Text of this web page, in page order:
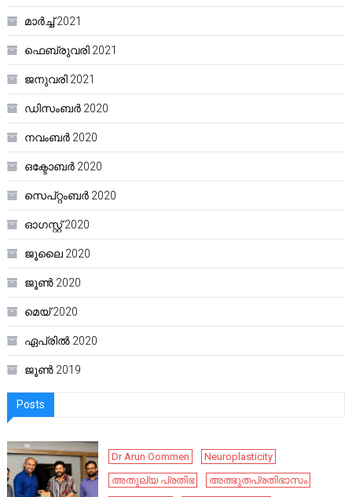
മാർച്ച്‌ 2021
ഫെബ്രുവരി 2021
ജനുവരി 2021
ഡിസംബർ 2020
നവംബർ 2020
ഒക്ടോബർ 2020
സെപ്റ്റംബർ 2020
ഓഗസ്റ്റ്‌ 2020
ജൂലൈ 2020
ജൂൺ 2020
മെയ്‌ 2020
ഏപ്രിൽ 2020
ജൂൺ 2019
Posts
Dr Arun Oommen
Neuroplasticity
അതുല്യ പ്രതിഭ
അത്ഭുതപ്രതിഭാസം